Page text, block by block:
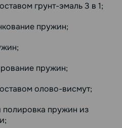
грунт-эмаль 3 в 1;
пружин;
пружин;
олово-висмут;
полировка пружин из